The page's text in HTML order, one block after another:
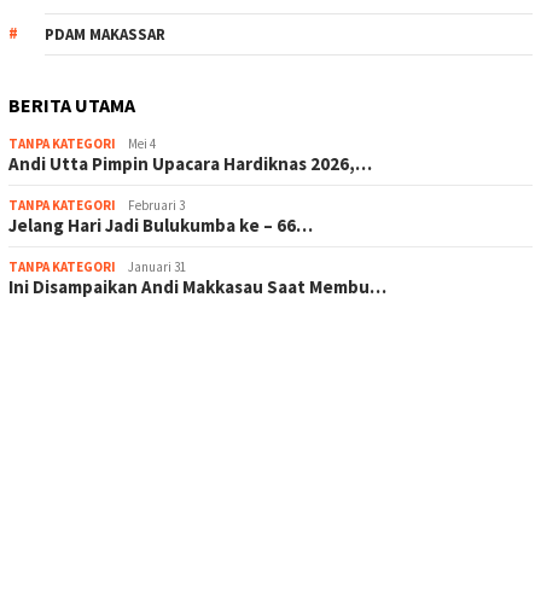
PDAM MAKASSAR
BERITA UTAMA
TANPA KATEGORI Mei 4
Andi Utta Pimpin Upacara Hardiknas 2026,…
TANPA KATEGORI Februari 3
Jelang Hari Jadi Bulukumba ke – 66…
TANPA KATEGORI Januari 31
Ini Disampaikan Andi Makkasau Saat Membu…